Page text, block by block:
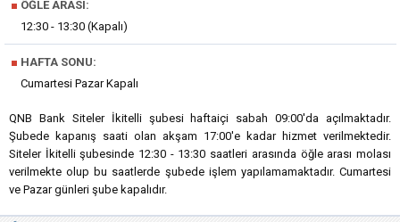
■ ÖĞLE ARASI:
12:30 - 13:30 (Kapalı)
■ HAFTA SONU:
Cumartesi Pazar Kapalı
QNB Bank Siteler İkitelli şubesi haftaiçi sabah 09:00'da açılmaktadır.
Şubede kapanış saati olan akşam 17:00'e kadar hizmet verilmektedir.
Siteler İkitelli şubesinde 12:30 - 13:30 saatleri arasında öğle arası molası
verilmekte olup bu saatlerde şubede işlem yapılamamaktadır. Cumartesi
ve Pazar günleri şube kapalıdır.